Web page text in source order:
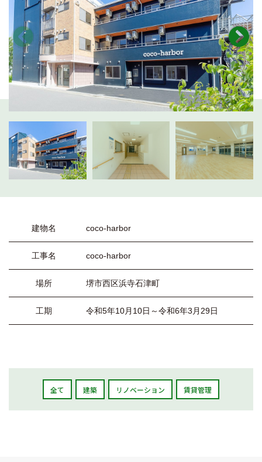
建物名 coco-harbor
工事名 coco-harbor
場所 堺市西区浜寺石津町
工期 令和5年10月10日～令和6年3月29日
全て 建築 リノベーション 賃貸管理